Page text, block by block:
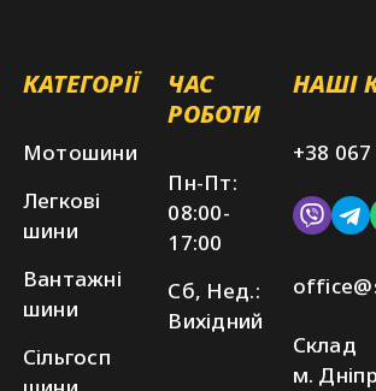
КАТЕГОРІЇ
Мотошини
Легкові
шини
Вантажні
шини
Сільгосп
ЧАС
РОБОТИ
Пн-Пт:
08:00-
17:00
Сб, Нед.:
Вихідний
НАШІ
+38
Склад
м.